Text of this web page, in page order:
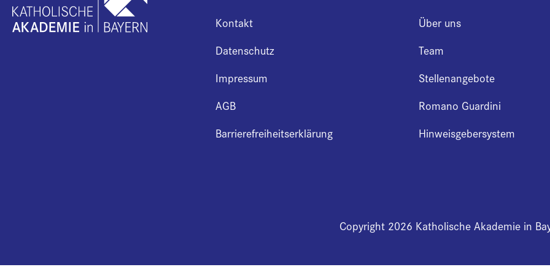
Kontakt
Datenschutz
Impressum
AGB
Barrierefreiheitserklärung
Über uns
Team
Stellenangebote
Romano Guardini
Hinweisgebersystem
Copyright 2026 Katholische Akademie in